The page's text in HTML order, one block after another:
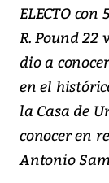
ELECTO
R. Pound 22
dio a
en el
la Casa de
conocer en
Antonio